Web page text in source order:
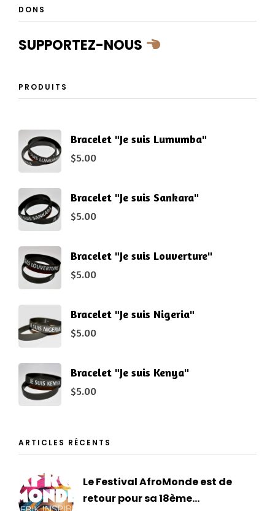
DONS
SUPPORTEZ-NOUS
PRODUITS
Bracelet "Je suis Lumumba"
$5.00
Bracelet "Je suis Sankara"
$5.00
Bracelet "Je suis Louverture"
$5.00
Bracelet "Je suis Nigeria"
$5.00
Bracelet "Je suis Kenya"
$5.00
ARTICLES RÉCENTS
Le Festival AfroMonde est de
retour pour sa 18ème...